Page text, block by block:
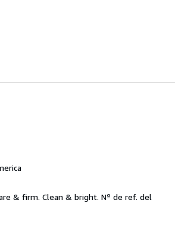
& firm. Clean & bright. Nº de ref. del